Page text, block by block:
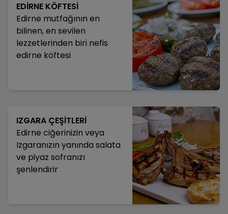
EDİRNE KÖFTESİ
Edirne mutfağının en
bilinen, en sevilen
lezzetlerinden biri nefis
edirne köftesi
IZGARA ÇEŞİTLERİ
Edirne ciğerinizin veya
Izgaranızın yanında salata
ve piyaz sofranızı
şenlendirir